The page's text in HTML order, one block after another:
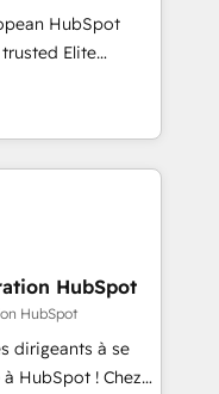
services using
HubSpot.
HubSpot
a roadmap on
Commercial
we
and minimize
expertise to
experienced
companies in
SaaS and
HubSpot
HubSpot
dirigeants à se
HubSpot ! Chez